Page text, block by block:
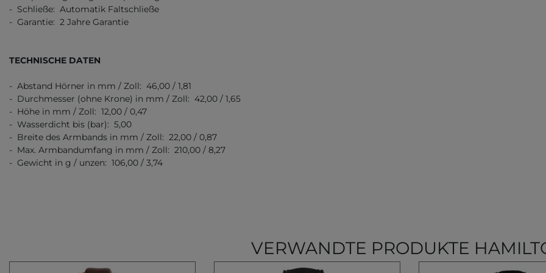
- Schließe: Automatik Faltschließe
- Garantie: 2 Jahre Garantie
TECHNISCHE DATEN
- Abstand Hörner in mm / Zoll: 46,00 / 1,81
- Durchmesser (ohne Krone) in mm / Zoll: 42,00 / 1,65
- Höhe in mm / Zoll: 12,00 / 0,47
- Wasserdicht bis (bar): 5,00
- Breite des Armbands in mm / Zoll: 22,00 / 0,87
- Max. Armbandumfang in mm / Zoll: 210,00 / 8,27
- Gewicht in g / unzen: 106,00 / 3,74
VERWANDTE PRODUKTE